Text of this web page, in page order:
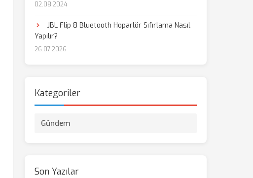
02.08.2024
JBL Flip 8 Bluetooth Hoparlör Sıfırlama Nasıl
Yapılır?
26.07.2026
Kategoriler
Gündem
Son Yazılar